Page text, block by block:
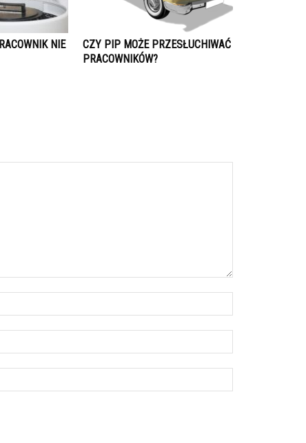
NIE
CZY PIP MOŻE PRZESŁUCHIWAĆ
PRACOWNIKÓW?